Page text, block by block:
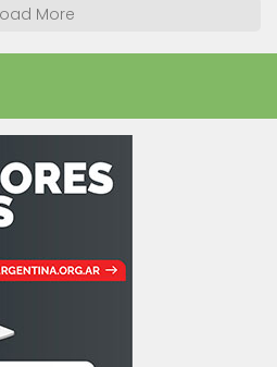
More